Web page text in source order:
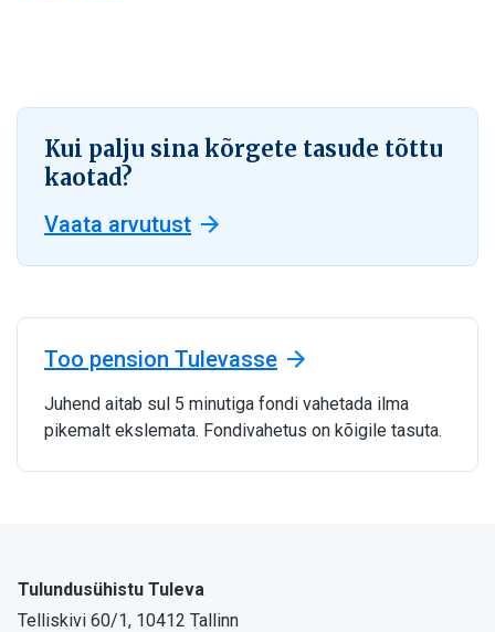
Kui palju sina kõrgete tasude tõttu
kaotad?
Vaata arvutust
Too pension Tulevasse
Juhend aitab sul 5 minutiga fondi vahetada ilma
pikemalt ekslemata. Fondivahetus on kõigile tasuta.
Tulundusühistu Tuleva
Telliskivi 60/1, 10412 Tallinn